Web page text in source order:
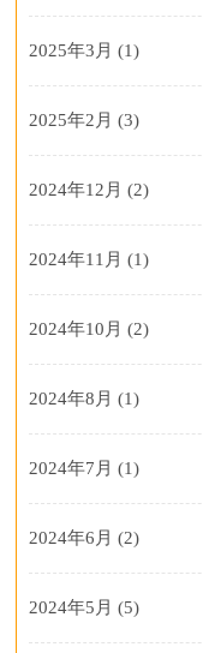
2025年3月 (1)
2025年2月 (3)
2024年12月 (2)
2024年11月 (1)
2024年10月 (2)
2024年8月 (1)
2024年7月 (1)
2024年6月 (2)
2024年5月 (5)